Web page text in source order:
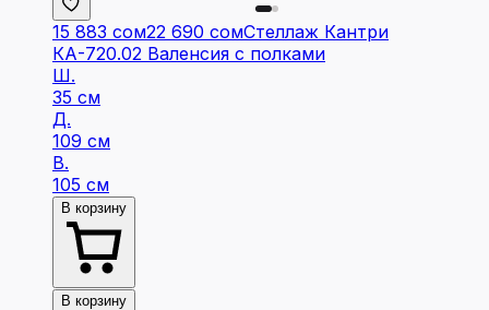
15 883 сом22 690 сомСтеллаж Кантри
КА-720.02 Валенсия с полками
Ш.
35 см
Д.
109 см
В.
105 см
В корзину
В корзину